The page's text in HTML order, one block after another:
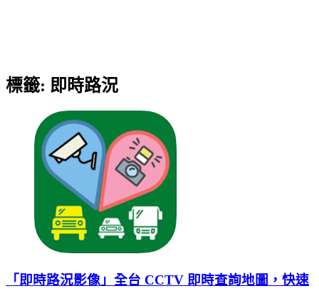
標籤: 即時路況
「即時路況影像」全台 CCTV 即時查詢地圖，快速